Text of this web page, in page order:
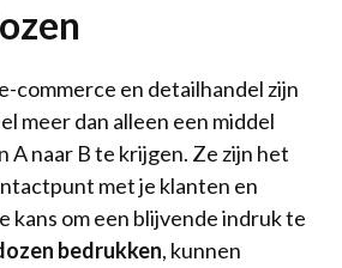
commerce en detailhandel zijn
meer dan alleen een middel
A naar B te krijgen. Ze zijn het
met je klanten en
kans om een blijvende indruk te
bedrukken, kunnen